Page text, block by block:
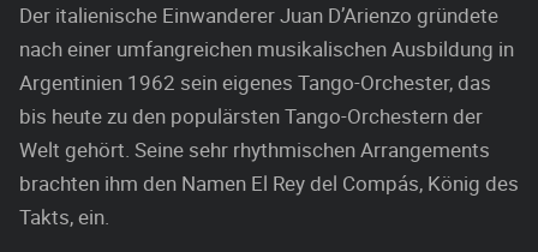
Der italienische Einwanderer Juan D’Arienzo gründete
nach einer umfangreichen musikalischen Ausbildung in
Argentinien 1962 sein eigenes Tango-Orchester, das
bis heute zu den populärsten Tango-Orchestern der
Welt gehört. Seine sehr rhythmischen Arrangements
brachten ihm den Namen El Rey del Compás, König des
Takts, ein.